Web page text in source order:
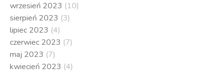
wrzesień 2023 (10)
sierpień 2023 (3)
lipiec 2023 (4)
czerwiec 2023 (7)
maj 2023 (7)
kwiecień 2023 (4)